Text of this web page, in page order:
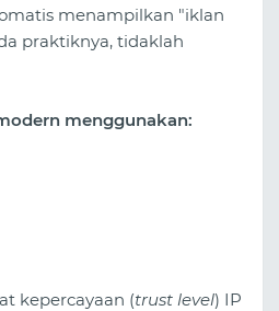
menampilkan "iklan
praktiknya, tidaklah
menggunakan:
kepercayaan (trust level) IP